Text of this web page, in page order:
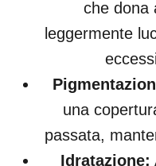
che dona
leggermente
una
passata,
Idratazione: